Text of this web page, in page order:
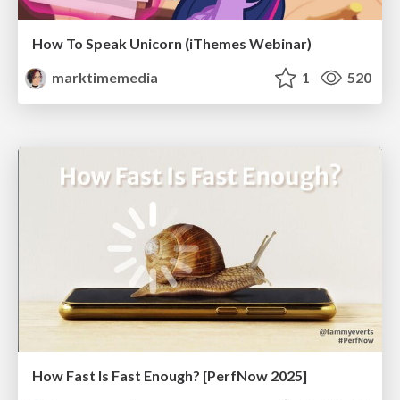
How To Speak Unicorn (iThemes Webinar)
marktimemedia
1 520
How Fast Is Fast Enough? [PerfNow 2025]